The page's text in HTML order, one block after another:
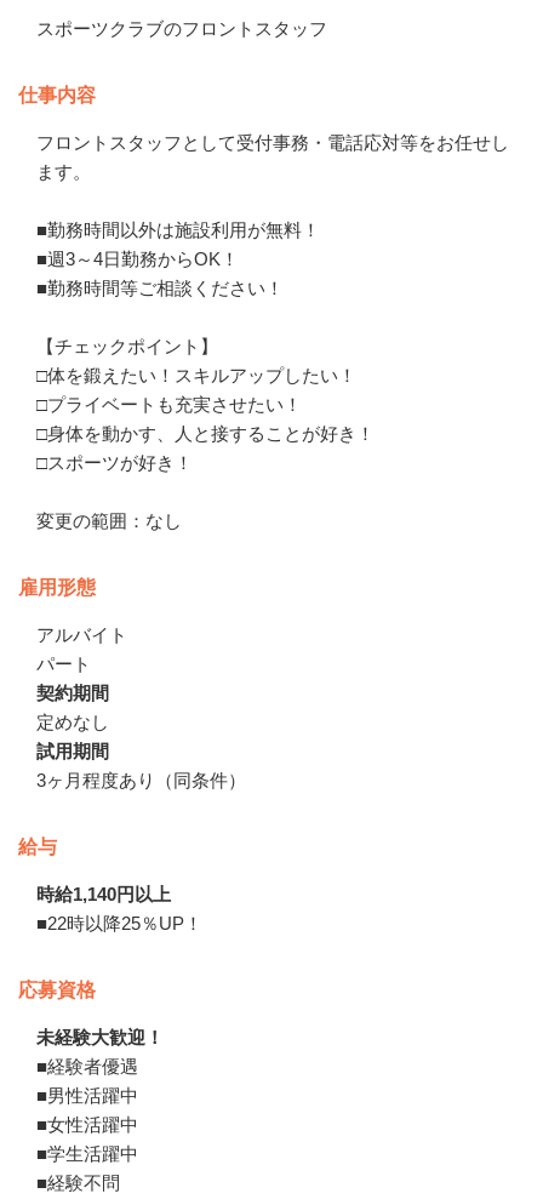
スポーツクラブのフロントスタッフ
仕事内容
フロントスタッフとして受付事務・電話応対等をお任せし
ます。
■勤務時間以外は施設利用が無料！
■週3～4日勤務からOK！
■勤務時間等ご相談ください！
【チェックポイント】
□体を鍛えたい！スキルアップしたい！
□プライベートも充実させたい！
□身体を動かす、人と接することが好き！
□スポーツが好き！
変更の範囲：なし
雇用形態
アルバイト
パート
契約期間
定めなし
試用期間
3ヶ月程度あり（同条件）
給与
時給1,140円以上
■22時以降25％UP！
応募資格
未経験大歓迎！
■経験者優遇
■男性活躍中
■女性活躍中
■学生活躍中
■経験不問